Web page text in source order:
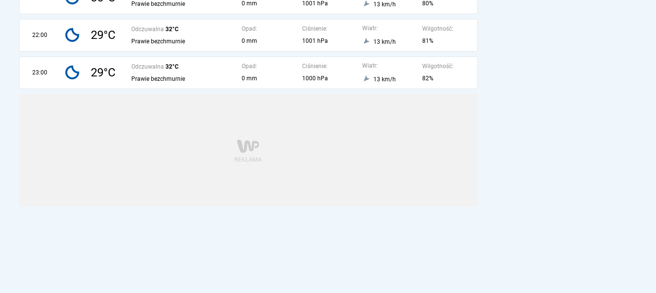
Prawie bezchmurnie
0 mm
1001 hPa
13 km/h
80%
22:00 29°C Odczuwalna 32°C
Prawie bezchmurnie
Opad:
0 mm
Ciśnienie:
1001 hPa
Wiatr:
13 km/h
Wilgotność:
81%
23:00 29°C Odczuwalna 32°C
Prawie bezchmurnie
Opad:
0 mm
Ciśnienie:
1000 hPa
Wiatr:
13 km/h
Wilgotność:
82%